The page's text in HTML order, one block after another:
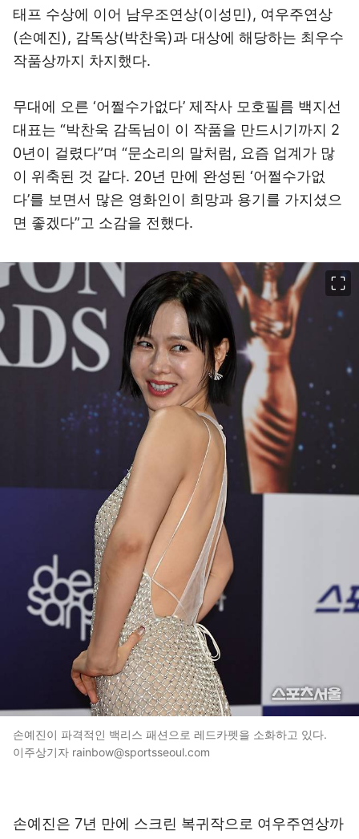
태프 수상에 이어 남우조연상(이성민), 여우주연상
(손예진), 감독상(박찬욱)과 대상에 해당하는 최우수
작품상까지 차지했다.
무대에 오른 ‘어쩔수가없다’ 제작사 모호필름 백지선
대표는 “박찬욱 감독님이 이 작품을 만드시기까지 2
0년이 걸렸다”며 “문소리의 말처럼, 요즘 업계가 많
이 위축된 것 같다. 20년 만에 완성된 ‘어쩔수가없
다’를 보면서 많은 영화인이 희망과 용기를 가지셨으
면 좋겠다”고 소감을 전했다.
손예진이 파격적인 백리스 패션으로 레드카펫을 소화하고 있다.
이주상기자 rainbow@sportsseoul.com
손예진은 7년 만에 스크린 복귀작으로 여우주연상까